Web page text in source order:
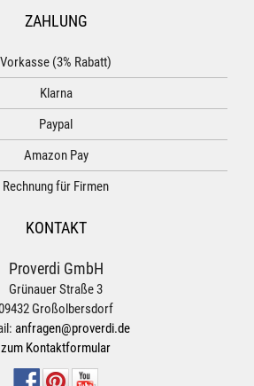
ZAHLUNG
Vorkasse (3% Rabatt)
Klarna
Paypal
Amazon Pay
Rechnung für Firmen
KONTAKT
Proverdi GmbH
Grünauer Straße 3
Großolbersdorf
anfragen@proverdi.de
zum Kontaktformular